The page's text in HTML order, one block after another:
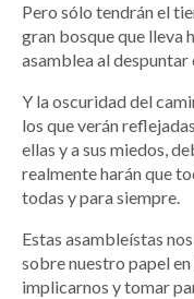
Pero sólo tendrán el
gran bosque que lleva
asamblea al despuntar
Y la oscuridad del
los que verán
ellas y a sus miedos,
realmente harán que
todas y para siempre.
Estas asambleístas
sobre nuestro papel
implicarnos y tomar